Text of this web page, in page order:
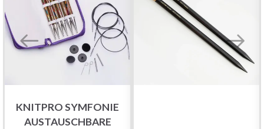
KNITPRO SYMFONIE
AUSTAUSCHBARE